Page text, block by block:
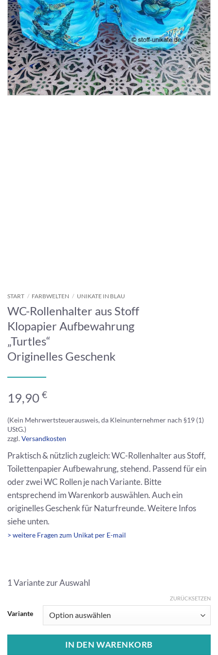
START / FARBWELTEN / UNIKATE IN BLAU
WC-Rollenhalter aus Stoff
Klopapier Aufbewahrung
„Turtles“
Originelles Geschenk
19,90 €
(Kein Mehrwertsteuerausweis, da Kleinunternehmer nach §19 (1)
UStG.)
zzgl.Versandkosten
Praktisch & nützlich zugleich: WC-Rollenhalter aus Stoff,
Toilettenpapier Aufbewahrung, stehend. Passend für ein
oder zwei WC Rollen je nach Variante. Bitte
entsprechend im Warenkorb auswählen. Auch ein
originelles Geschenk für Naturfreunde. Weitere Infos
siehe unten.
> weitere Fragen zum Unikat per E-mail
1 Variante zur Auswahl
Variante
ZURÜCKSETZEN
IN DEN WARENKORB